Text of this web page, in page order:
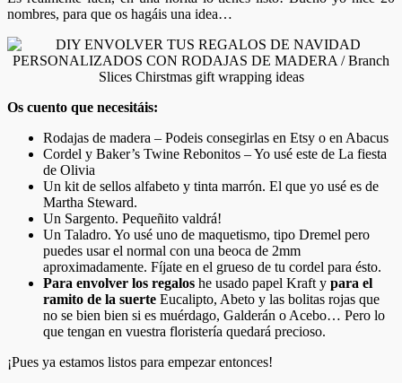
nombres, para que os hagáis una idea…
Os cuento que necesitáis:
Rodajas de madera – Podeis consegirlas en Etsy o en Abacus
Cordel y Baker’s Twine Rebonitos – Yo usé este de La fiesta
de Olivia
Un kit de sellos alfabeto y tinta marrón. El que yo usé es de
Martha Steward.
Un Sargento. Pequeñito valdrá!
Un Taladro. Yo usé uno de maquetismo, tipo Dremel pero
puedes usar el normal con una beoca de 2mm
aproximadamente. Fíjate en el grueso de tu cordel para ésto.
Para envolver los regalos he usado papel Kraft y para el
ramito de la suerte Eucalipto, Abeto y las bolitas rojas que
no se bien bien si es muérdago, Galderán o Acebo… Pero lo
que tengan en vuestra floristería quedará precioso.
¡Pues ya estamos listos para empezar entonces!